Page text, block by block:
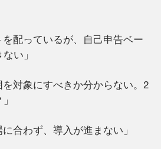
を配っているが、自己申告ベー
い」
を対象にすべきか分からない。2
に合わず、導入が進まない」